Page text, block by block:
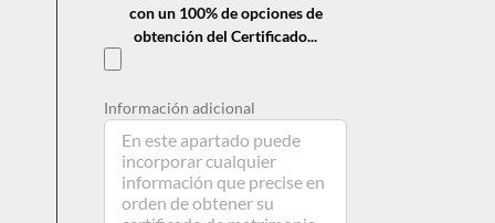
con un 100% de opciones de
obtención del Certificado...
Información adicional